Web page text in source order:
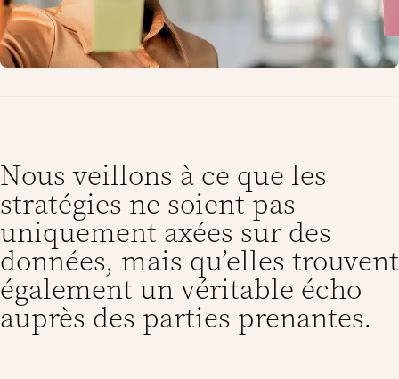
Nous veillons à ce que les
stratégies ne soient pas
uniquement axées sur des
données, mais qu’elles trouvent
également un véritable écho
auprès des parties prenantes.